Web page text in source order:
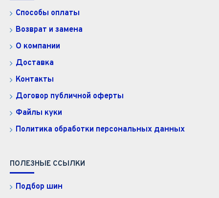
Способы оплаты
Возврат и замена
О компании
Доставка
Контакты
Договор публичной оферты
Файлы куки
Политика обработки персональных данных
ПОЛЕЗНЫЕ ССЫЛКИ
Подбор шин